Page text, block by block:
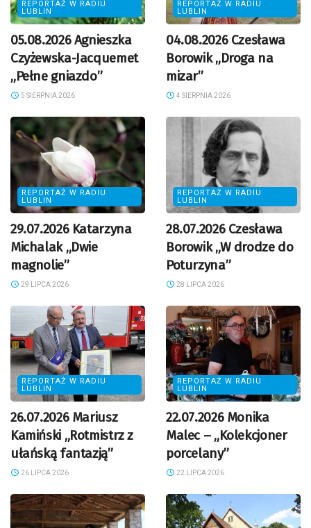
REPORTAŻ W RADIU
LUBLIN
05.08.2026 Agnieszka
Czyżewska-Jacquemet
„Pełne gniazdo”
5 SIERPNIA 2026
REPORTAŻ W RADIU
LUBLIN
04.08.2026 Czesława
Borowik „Droga na
mizar”
4 SIERPNIA 2026
REPORTAŻ W RADIU
LUBLIN
29.07.2026 Katarzyna
Michalak „Dwie
magnolie”
29 LIPCA 2026
REPORTAŻ W RADIU
LUBLIN
28.07.2026 Czesława
Borowik „W drodze do
Poturzyna”
28 LIPCA 2026
REPORTAŻ W RADIU
LUBLIN
26.07.2026 Mariusz
Kamiński „Rotmistrz z
ułańską fantazją”
26 LIPCA 2026
REPORTAŻ W RADIU
LUBLIN
22.07.2026 Monika
Malec – „Kolekcjoner
porcelany”
22 LIPCA 2026